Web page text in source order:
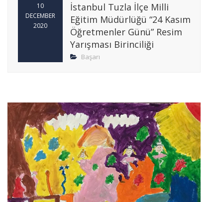
10
DECEMBER
2020
İstanbul Tuzla İlçe Milli
Eğitim Müdürlüğü “24 Kasım
Öğretmenler Günü” Resim
Yarışması Birinciliği
Başarı